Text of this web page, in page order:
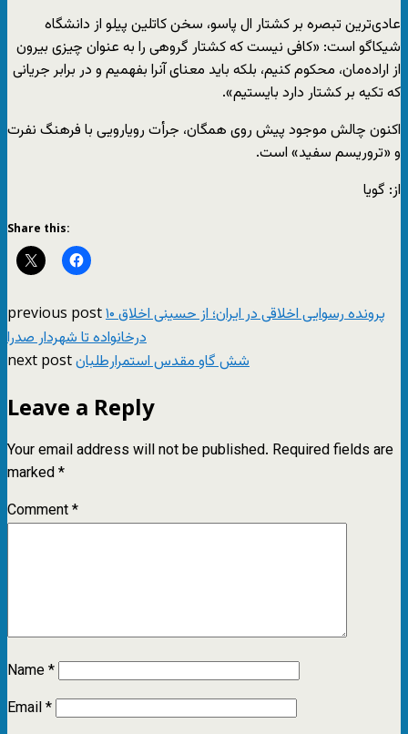
عادی‌ترین تبصره بر کشتار ال پاسو، سخن کاتلین پیلو از دانشگاه
شیکاگو است: «کافی نیست که کشتار گروهی را به عنوان چیزی بیرون
از اراده‌مان، محکوم کنیم، بلکه باید معنای آنرا بفهمیم و در برابر جریانی
که تکیه بر کشتار دارد بایستیم».
اکنون چالش موجود پیش روی همگان، جرأت رویارویی با فرهنگ نفرت
و «تروریسم سفید» است.
از: گویا
Share this:
previous post۱۰ پرونده رسوایی اخلاقی در ایران؛ از حسینی اخلاق
درخانواده تا شهردار صدرا
next postشش گاو مقدس استمرار‌طلبان
Leave a Reply
Your email address will not be published. Required fields are
marked*
Comment*
Name*
Email*